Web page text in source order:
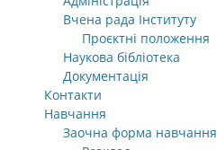
Вчена рада Інституту
Проєктні положення
Наукова бібліотека
Документація
Контакти
Навчання
Заочна форма навчання